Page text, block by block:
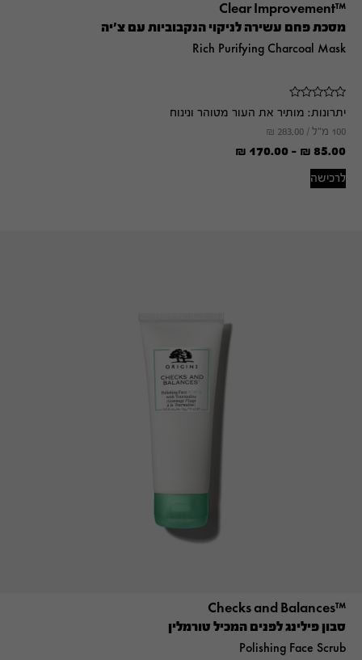
™Clear Improvement
מסכת פחם עשירה לניקוי הנקבוביות עם צ'יה
Rich Purifying Charcoal Mask
יתרונות: מותיר את העור מטוהר ונינוח
100 מ"ל / ₪ 283.00
₪ 85.00
-
₪ 170.00
לרכישה
™Checks and Balances
סבון פילינג לפנים המכיל טורמלין
Polishing Face Scrub